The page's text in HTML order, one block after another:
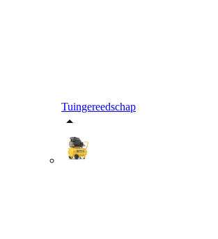
Tuingereedschap